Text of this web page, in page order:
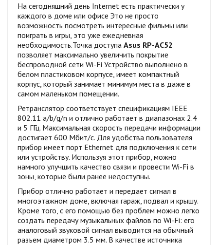
На сегодняшний день Internet есть практически у
каждого в доме или офисе Это не просто
возможность посмотреть интересные фильмы или
поиграть в игры, это уже ежедневная
необходимость.Точка доступа Asus RP-AC52
позволяет максимально увеличить покрытие
беспроводной сети Wi-Fi Устройство выполнено в
белом пластиковом корпусе, имеет компактный
корпус, который занимает минимум места в даже в
самом маленьком помещении.
Ретранслятор соответствует спецификациям IEEE
802.11 a/b/g/n и отлично работает в диапазонах 2.4
и 5 ГГц. Максимальная скорость передачи информации
достигает 600 Мбит/с. Для удобства пользователя
прибор имеет порт Ethernet для подключения к сети
или устройству. Используя этот прибор, можно
намного улучшить качество связи и провести Wi-Fi в
зоны, которые были ранее недоступны.
Прибор отлично работает и передает сигнал в
многоэтажном доме, включая гараж, подвал и крышу.
Кроме того, с его помощью без проблем можно легко
создать передачу музыкальных файлов по Wi-Fi: его
аналоговый звуковой сигнал выводится на обычный
разъем диаметром 3.5 мм. В качестве источника